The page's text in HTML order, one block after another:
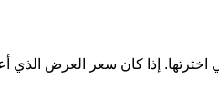
اخترتها. إذا كان سعر العرض